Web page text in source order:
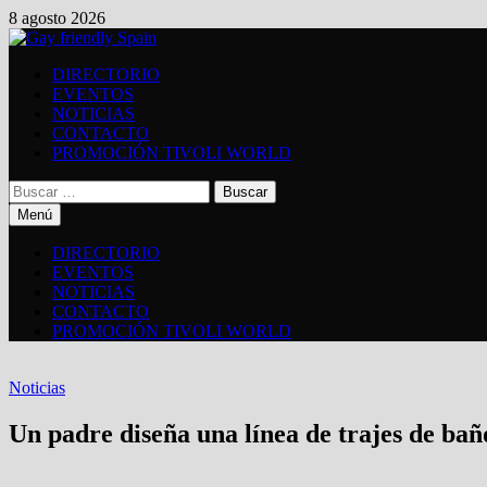
Saltar
al
8 agosto 2026
DIRECTORIO
EVENTOS
NOTICIAS
CONTACTO
PROMOCIÓN TIVOLI WORLD
Buscar:
Menú
DIRECTORIO
EVENTOS
NOTICIAS
CONTACTO
PROMOCIÓN TIVOLI WORLD
Noticias
Un padre diseña una línea de trajes de